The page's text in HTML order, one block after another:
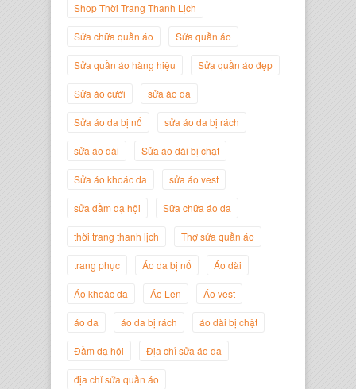
Giám Đốc Công ty Cây Xanh Gia
Nguyễn Đắc Định
Giám Đốc Công ty Twist Potato
Shop Thời Trang Thanh Lịch
Sửa chữa quần áo Sửa quần áo
Sửa quần áo hàng hiệu Sửa quần áo đẹp
Sửa áo cưới sửa áo da
Sửa áo da bị nổ sửa áo da bị rách
sửa áo dài Sửa áo dài bị chật
Sửa áo khoác da sửa áo vest
sửa đầm dạ hội Sữa chữa áo da
thời trang thanh lịch Thợ sửa quần áo
trang phục Áo da bị nổ Áo dài
Áo khoác da Áo Len Áo vest
áo da áo da bị rách áo dài bị chật
Đầm dạ hội Địa chỉ sửa áo da
địa chỉ sửa quần áo